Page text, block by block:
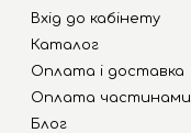
Вхід до кабінету
Каталог
Оплата і доставка
Оплата частинами
Блог